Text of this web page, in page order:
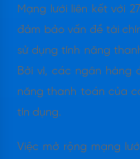
Mạng lưới liên kết với
đảm bảo vấn đề tài
sử dụng tính năng
Bởi vì, các ngân hàng
năng thanh toán của
tín dụng.
Việc mở rộng mạng